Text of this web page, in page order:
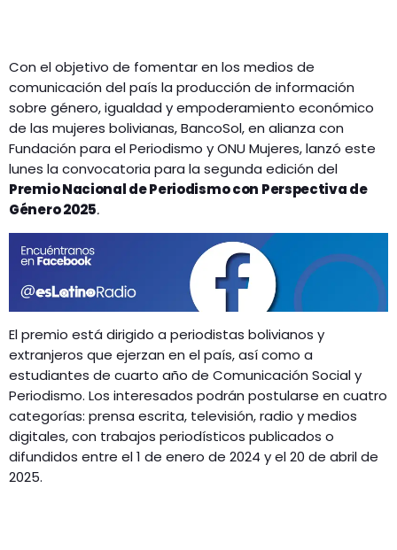
Con el objetivo de fomentar en los medios de
comunicación del país la producción de información
sobre género, igualdad y empoderamiento económico
de las mujeres bolivianas, BancoSol, en alianza con
Fundación para el Periodismo y ONU Mujeres, lanzó este
lunes la convocatoria para la segunda edición del
Premio Nacional de Periodismo con Perspectiva de
Género 2025.
El premio está dirigido a periodistas bolivianos y
extranjeros que ejerzan en el país, así como a
estudiantes de cuarto año de Comunicación Social y
Periodismo. Los interesados podrán postularse en cuatro
categorías: prensa escrita, televisión, radio y medios
digitales, con trabajos periodísticos publicados o
difundidos entre el 1 de enero de 2024 y el 20 de abril de
2025.